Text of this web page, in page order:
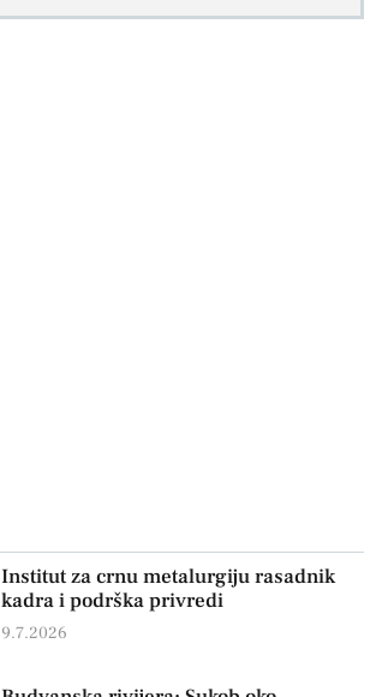
Institut za crnu metalurgiju rasadnik
kadra i podrška privredi
9.7.2026